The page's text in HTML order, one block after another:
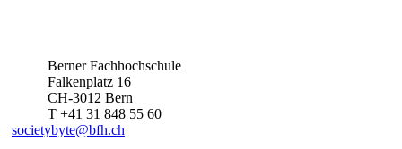
Berner Fachhochschule
Falkenplatz 16
CH-3012 Bern
T +41 31 848 55 60
societybyte@bfh.ch